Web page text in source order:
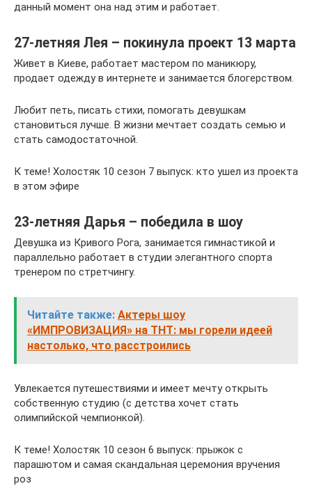
данный момент она над этим и работает.
27-летняя Лея – покинула проект 13 марта
Живет в Киеве, работает мастером по маникюру,
продает одежду в интернете и занимается блогерством.
Любит петь, писать стихи, помогать девушкам
становиться лучше. В жизни мечтает создать семью и
стать самодостаточной.
К теме! Холостяк 10 сезон 7 выпуск: кто ушел из проекта
в этом эфире
23-летняя Дарья – победила в шоу
Девушка из Кривого Рога, занимается гимнастикой и
параллельно работает в студии элегантного спорта
тренером по стретчингу.
Читайте также: Актеры шоу
«ИМПРОВИЗАЦИЯ» на ТНТ: мы горели идеей
настолько, что расстроились
Увлекается путешествиями и имеет мечту открыть
собственную студию (с детства хочет стать
олимпийской чемпионкой).
К теме! Холостяк 10 сезон 6 выпуск: прыжок с
парашютом и самая скандальная церемония вручения
роз